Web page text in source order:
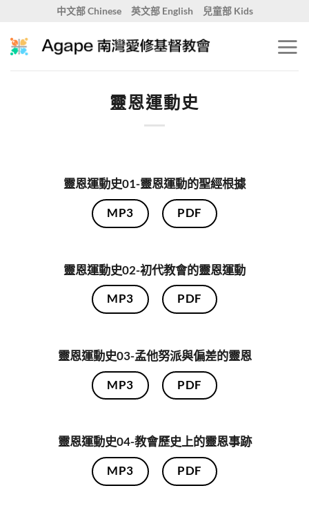
content
中文部 Chinese 英文部 English 兒童部 Kids
靈恩運動史
靈恩運動史01-靈恩運動的聖經根據
MP3
PDF
靈恩運動史02-初代教會的靈恩運動
MP3
PDF
靈恩運動史03-孟他努派與偏差的靈恩
MP3
PDF
靈恩運動史04-教會歷史上的靈恩事跡
MP3
PDF